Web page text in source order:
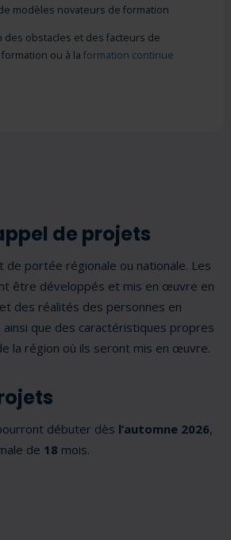
modèles novateurs de formation
des obstacles et des facteurs de
ou à la formation continue
dans une nouvelle fenêtre)"
de projets
de portée régionale ou nationale. Les
être développés et mis en œuvre en
des réalités des personnes en
ainsi que des caractéristiques propres
la région où ils seront mis en œuvre.
débuter dès l’automne 2026,
de 18 mois.